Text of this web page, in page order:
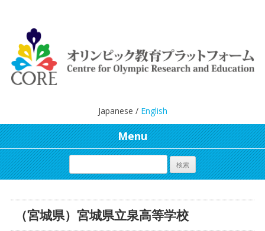
Japanese / English
Menu
（宮城県）宮城県立泉高等学校